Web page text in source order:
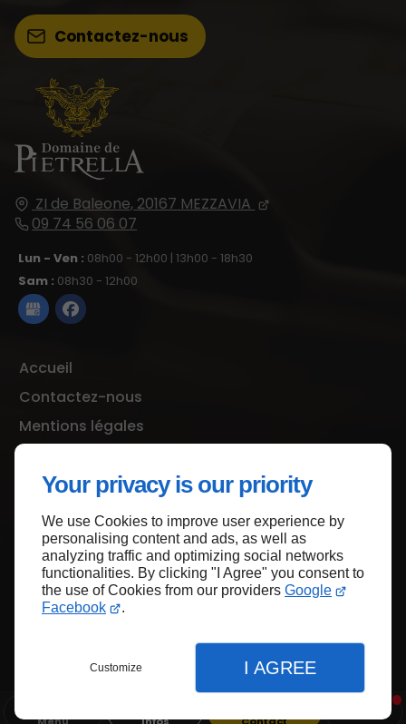
Your privacy is our priority
We use Cookies to improve user experience by
personalising content and ads, as well as
analyzing traffic and optimizing social networks
functionalities. By clicking "I Agree" you consent to
the use of Cookies from our providers Google
Facebook
.
Customize I AGREE
Menu Infos Contact
ZI de Baleone, 20167 MEZZAVIA
09 74 56 06 07
Lun - Ven : 08h00 - 12h00 | 13h00 - 18h30
Sam : 08h30 - 12h00
Accueil
Contactez-nous
Mentions légales
Contactez-nous
Haut de page